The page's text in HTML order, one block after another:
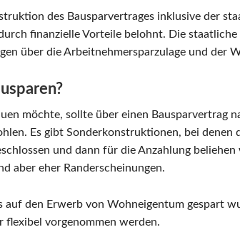
des Bausparvertrages inklusive der
finanzielle Vorteile belohnt. Die
über die Arbeitnehmersparzulage und der
möchte, sollte über einen Bausparvertrag
Es gibt Sonderkonstruktionen, bei denen
und dann für die Anzahlung
aber eher Randerscheinungen.
auf den Erwerb von Wohneigentum gespart
flexibel vorgenommen werden.